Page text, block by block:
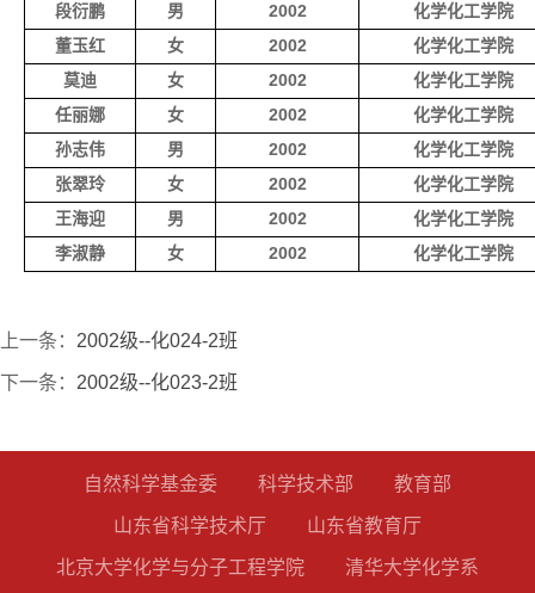
段衍鹏
男 2002
化学化工学院
董玉红
女 2002
化学化工学院
莫迪
女 2002
化学化工学院
任丽娜
女 2002
化学化工学院
孙志伟
男 2002
化学化工学院
张翠玲
女 2002
化学化工学院
王海迎
男 2002
化学化工学院
李淑静
女 2002 化学化工学院
上一条： 2002级--化024-2班
下一条： 2002级--化023-2班
自然科学基金委 科学技术部 教育部
山东省科学技术厅 山东省教育厅
北京大学化学与分子工程学院 清华大学化学系